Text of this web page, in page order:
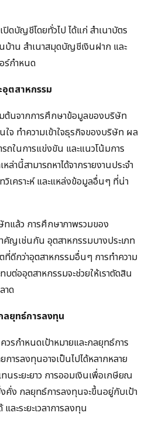
ปิดบัญชีโดยทั่วไป ได้แก่ สำเนาบัตร
นบ้าน สำเนาสมุดบัญชีเงินฝาก และ
ร์กำหนด
ตสาหกรรม
ต้นจากการศึกษาข้อมูลของบริษัท
ใจ ทำความเข้าใจธุรกิจของบริษัท ผล
ถในการแข่งขัน และแนวโน้มการ
ล่านี้สามารถหาได้จากรายงานประจำ
เคราะห์ และแหล่งข้อมูลอื่นๆ ที่น่า
แล้ว การศึกษาภาพรวมของ
คัญเช่นกัน อุตสาหกรรมบางประเภท
ที่ดีกว่าอุตสาหกรรมอื่นๆ การทำความ
บต่ออุตสาหกรรมจะช่วยให้เราตัดสิน
าด
ลยุทธ์การลงทุน
วรกำหนดเป้าหมายและกลยุทธ์การ
ารลงทุนอาจเป็นไปได้หลากหลาย
นระยะยาว การออมเงินเพื่อเกษียณ
คั่ง กลยุทธ์การลงทุนจะขึ้นอยู่กับเป้า
ละระยะเวลาการลงทุน